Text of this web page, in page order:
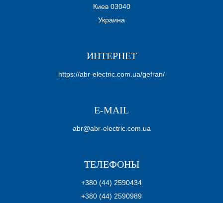
Киев 03040
Украина
ИНТЕРНЕТ
https://abr-electric.com.ua/gefran/
E-MAIL
abr@abr-electric.com.ua
ТЕЛЕФОНЫ
+380 (44) 2590434
+380 (44) 2590989